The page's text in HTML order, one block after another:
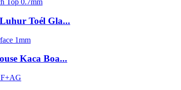
Toél Gla...
Kaca Boa...